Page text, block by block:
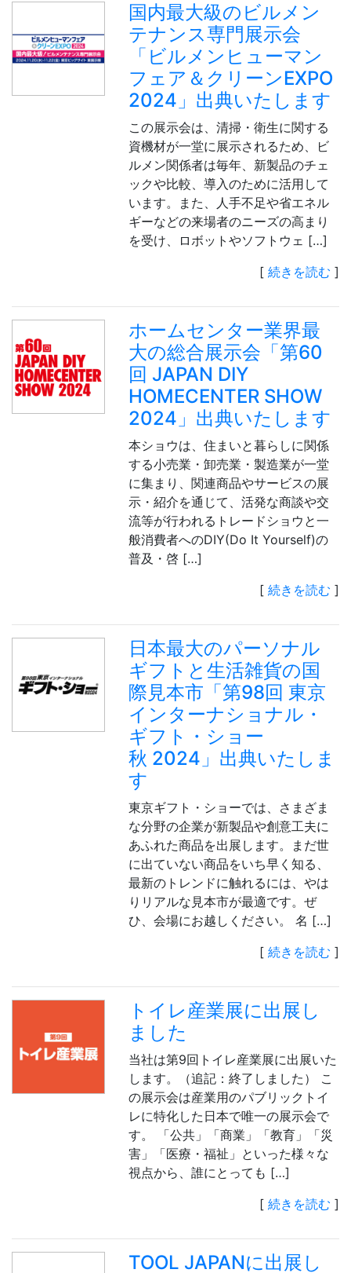
国内最大級のビルメン
テナンス専門展示会
「ビルメンヒューマン
フェア＆クリーンEXPO
2024」出典いたします
この展示会は、清掃・衛生に関する
資機材が一堂に展示されるため、ビ
ルメン関係者は毎年、新製品のチェ
ックや比較、導入のために活用して
います。また、人手不足や省エネル
ギーなどの来場者のニーズの高まり
を受け、ロボットやソフトウェ […]
[ 続きを読む ]
ホームセンター業界最
大の総合展示会「第60
回 JAPAN DIY
HOMECENTER SHOW
2024」出典いたします
本ショウは、住まいと暮らしに関係
する小売業・卸売業・製造業が一堂
に集まり、関連商品やサービスの展
示・紹介を通じて、活発な商談や交
流等が行われるトレードショウと一
般消費者へのDIY(Do It Yourself)の
普及・啓 […]
[ 続きを読む ]
日本最大のパーソナル
ギフトと生活雑貨の国
際見本市「第98回 東京
インターナショナル・
ギフト・ショー
秋 2024」出典いたしま
す
東京ギフト・ショーでは、さまざま
な分野の企業が新製品や創意工夫に
あふれた商品を出展します。まだ世
に出ていない商品をいち早く知る、
最新のトレンドに触れるには、やは
りリアルな見本市が最適です。ぜ
ひ、会場にお越しください。 名 […]
[ 続きを読む ]
トイレ産業展に出展し
ました
当社は第9回トイレ産業展に出展いた
します。（追記：終了しました） こ
の展示会は産業用のパブリックトイ
レに特化した日本で唯一の展示会で
す。 「公共」「商業」「教育」「災
害」「医療・福祉」といった様々な
視点から、誰にとっても […]
[ 続きを読む ]
TOOL JAPANに出展し